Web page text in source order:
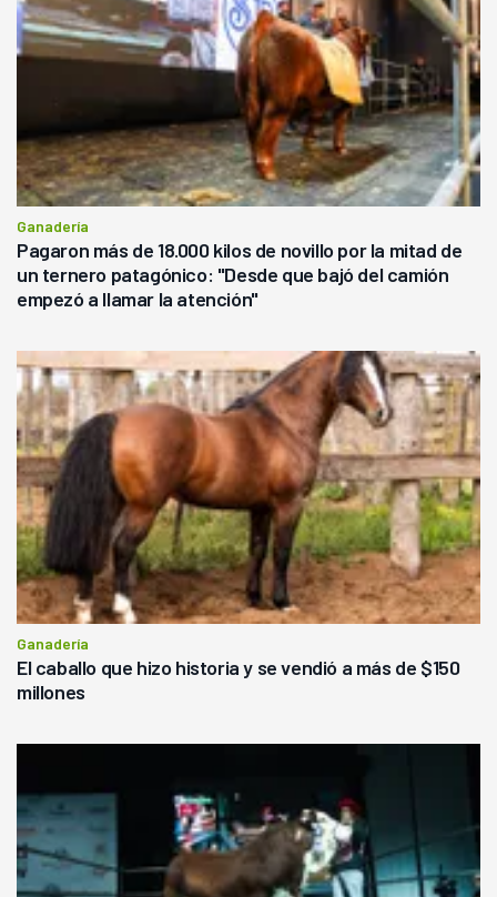
Ganadería
Pagaron más de 18.000 kilos de novillo por la mitad de
un ternero patagónico: "Desde que bajó del camión
empezó a llamar la atención"
Ganadería
El caballo que hizo historia y se vendió a más de $150
millones